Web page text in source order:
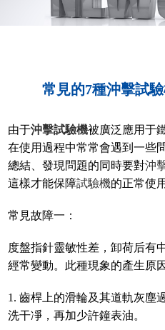
常見的7種沖擊試
由于沖擊試驗機被廣泛應用于
在使用過程中常常會遇到一些
總結、發現問題的同時要對沖
這樣才能保障試驗機的正常使
常見故障一：
度盤指針靈敏性差，卸荷后有
經常變動。此種現象的產生原
1. 齒桿上的滑輪及其道軌灰塵
洗干凈，再加少許鐘表油。